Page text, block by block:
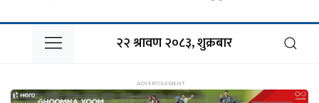
२२ श्रावण २०८३, शुक्रबार